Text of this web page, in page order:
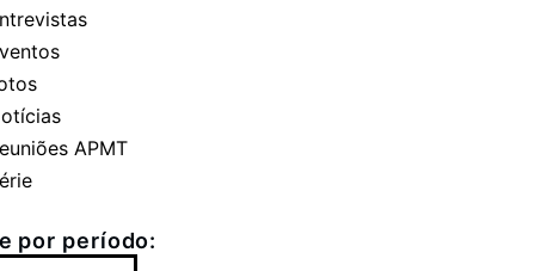
APMT
por período: